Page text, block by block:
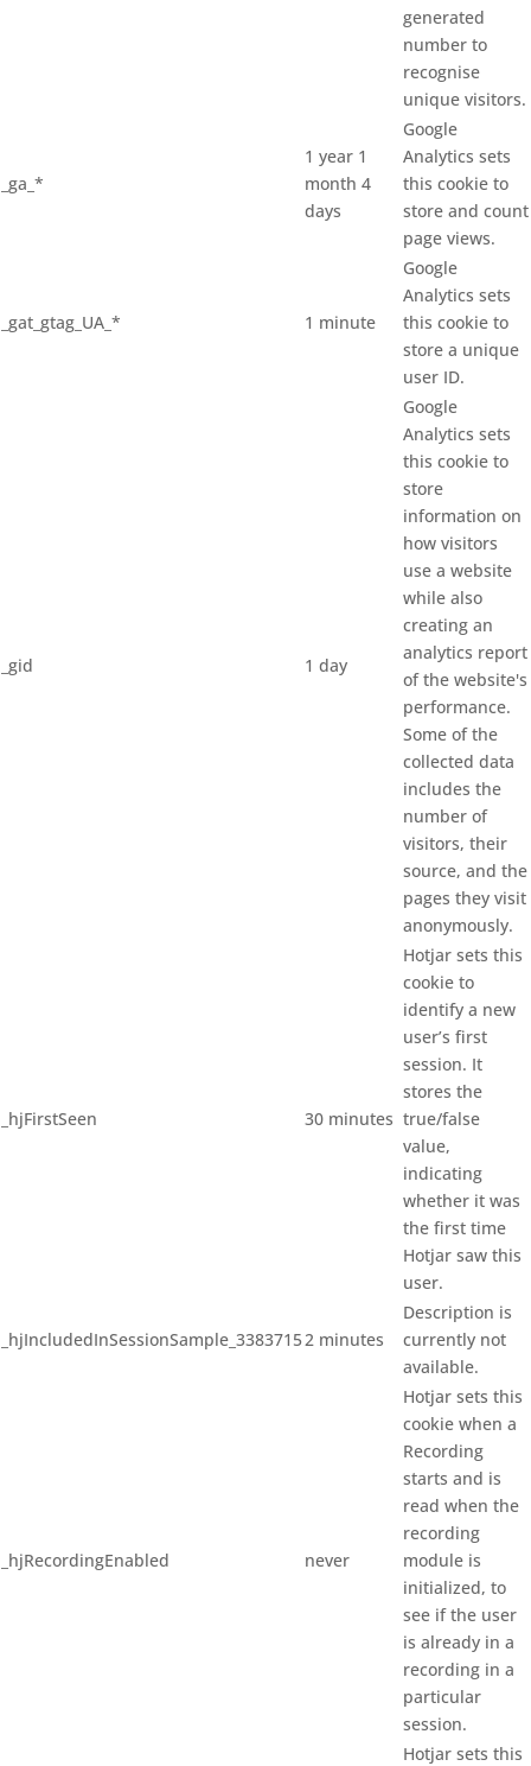
generated
number to
recognise
unique visitors.
_ga_*
1 year 1
month 4
days
Google
Analytics sets
this cookie to
store and count
page views.
_gat_gtag_UA_* 1 minute
Google
Analytics sets
this cookie to
store a unique
user ID.
_gid 1 day
Google
Analytics sets
this cookie to
store
information on
how visitors
use a website
while also
creating an
analytics report
of the website's
performance.
Some of the
collected data
includes the
number of
visitors, their
source, and the
pages they visit
anonymously.
_hjFirstSeen 30 minutes
Hotjar sets this
cookie to
identify a new
user’s first
session. It
stores the
true/false
value,
indicating
whether it was
the first time
Hotjar saw this
user.
_hjIncludedInSessionSample_33837152 minutes
Description is
currently not
available.
_hjRecordingEnabled never
Hotjar sets this
cookie when a
Recording
starts and is
read when the
recording
module is
initialized, to
see if the user
is already in a
recording in a
particular
session.
Hotjar sets this